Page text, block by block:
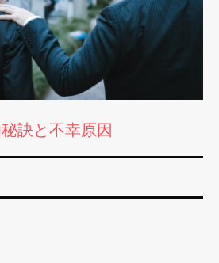
訣と不幸原因